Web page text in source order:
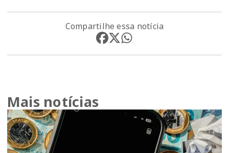
Compartilhe essa notícia
Mais notícias